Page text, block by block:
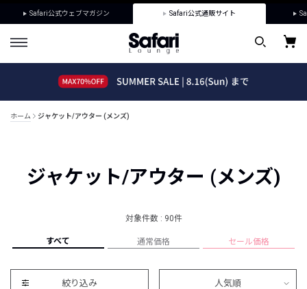
Safari公式ウェブマガジン Safari公式通販サイト
ホーム ジャケット/アウター (メンズ)
ジャケット/アウター (メンズ)
対象件数 : 90件
すべて 通常価格 セール価格
絞り込み 人気順